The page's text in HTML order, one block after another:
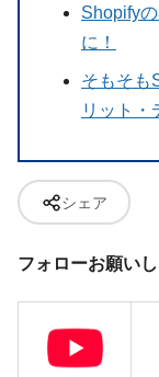
Shopify
に！
そもそも
リット・
シェア
フォローお願い